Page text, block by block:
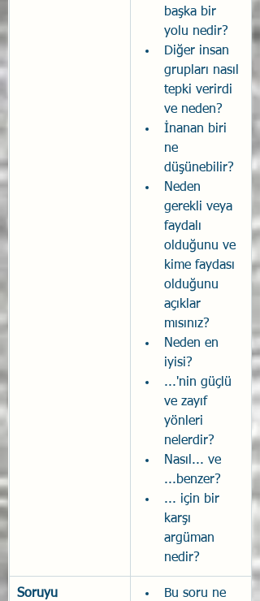
başka bir
yolu nedir?
Diğer insan
grupları nasıl
tepki verirdi
ve neden?
İnanan biri
ne
düşünebilir?
Neden
gerekli veya
faydalı
olduğunu ve
kime faydası
olduğunu
açıklar
mısınız?
Neden en
iyisi?
...'nin güçlü
ve zayıf
yönleri
nelerdir?
Nasıl... ve
...benzer?
... için bir
karşı
argüman
nedir?
Soruyu
Bu soru ne